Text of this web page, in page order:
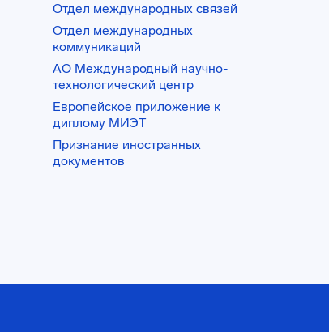
Отдел международных связей
Отдел международных
коммуникаций
АО Международный научно-
технологический центр
Европейское приложение к
диплому МИЭТ
Признание иностранных
документов